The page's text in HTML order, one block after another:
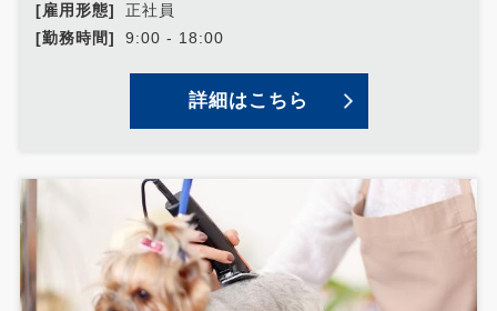
[雇用形態]
正社員
[勤務時間]
9:00 - 18:00
詳細はこちら